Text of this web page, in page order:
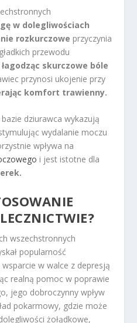
w dolegliwościach
rozkurczowe przyczynia
przewodu
łagodząc skurczowe bóle
przynosi ukojenie przy
komfort trawienny.
dziurawca wykazują
wydalanie moczu
wpływa na
i jest istotne dla
wszechstronnych
popularność
w walce z depresją
realną pomoc w poprawie
jego dobroczynny wpływ
pokarmowy, gdzie może
żołądkowe,